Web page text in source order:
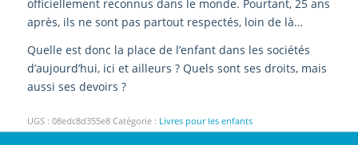
officiellement reconnus dans le monde. Pourtant, 25 ans
après, ils ne sont pas partout respectés, loin de là…
Quelle est donc la place de l’enfant dans les sociétés
d’aujourd’hui, ici et ailleurs ? Quels sont ses droits, mais
aussi ses devoirs ?
UGS : 08edc8d355e8 Catégorie : Livres pour les enfants